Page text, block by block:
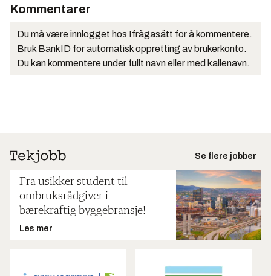
Kommentarer
Du må være innlogget hos Ifrågasätt for å kommentere.
Bruk BankID for automatisk oppretting av brukerkonto.
Du kan kommentere under fullt navn eller med kallenavn.
Se flere jobber
Fra usikker student til
ombruksrådgiver i
bærekraftig byggebransje!
Les mer